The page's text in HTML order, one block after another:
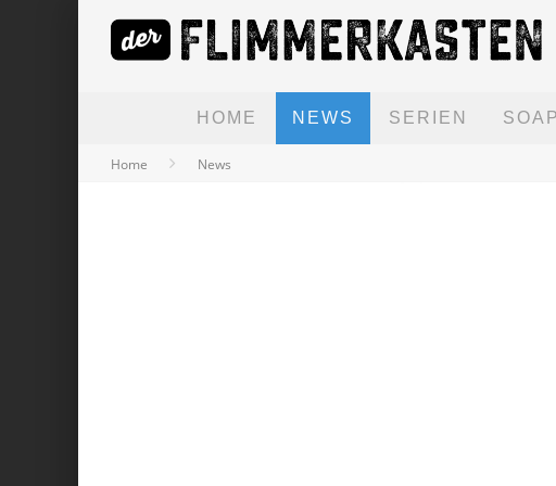
HOME NEWS SERIEN
Home News